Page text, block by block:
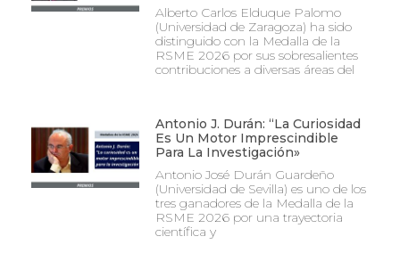
Alberto Carlos Elduque Palomo
(Universidad de Zaragoza) ha sido
distinguido con la Medalla de la
RSME 2026 por sus sobresalientes
contribuciones a diversas áreas del
Antonio J. Durán: “La Curiosidad
Es Un Motor Imprescindible
Para La Investigación»
Antonio José Durán Guardeño
(Universidad de Sevilla) es uno de los
tres ganadores de la Medalla de la
RSME 2026 por una trayectoria
científica y